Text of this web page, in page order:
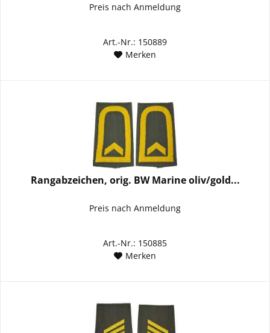
Preis nach Anmeldung
Art.-Nr.: 150889
Merken
Rangabzeichen, orig. BW Marine oliv/gold...
Preis nach Anmeldung
Art.-Nr.: 150885
Merken